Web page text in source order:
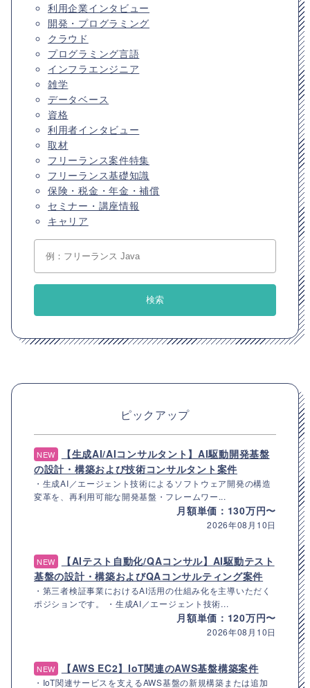
利用企業インタビュー
開発・プログラミング
クラウド
プログラミング言語
インフラエンジニア
雑学
データベース
資格
利用者インタビュー
取材
フリーランス案件特集
フリーランス基礎知識
保険・税金・年金・補償
セミナー・講座情報
キャリア
ピックアップ
NEW
【生成AI/AIコンサルタント】AI駆動開発基盤
の設計・構築および技術コンサルタント案件
・生成AI／エージェント技術によるソフトウェア開発の構造
変革を、再利用可能な開発基盤・フレームワー...
月額単価：130万円〜
2026年08月10日
NEW
【AIテスト自動化/QAコンサル】AI駆動テスト
基盤の設計・構築およびQAコンサルティング案件
・第三者検証事業におけるAI活用の仕組み化を主導いただく
ポジションです。 ・生成AI／エージェント技術...
月額単価：120万円〜
2026年08月10日
NEW 【AWS EC2】IoT関連のAWS基盤構築案件
・IoT関連サービスを支えるAWS基盤の新規構築または追加